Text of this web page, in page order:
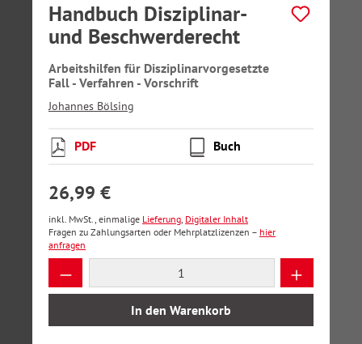
Handbuch Disziplinar-
und Beschwerderecht
Arbeitshilfen für Disziplinarvorgesetzte
Fall - Verfahren - Vorschrift
Johannes Bölsing
PDF Buch
26,99 €
inkl. MwSt., einmalige Lieferung, Digitaler Inhalt
Fragen zu Zahlungsarten oder Mehrplatzlizenzen – hier
anfragen
Produkt Anzahl: Gib den gewünschten
In den Warenkorb